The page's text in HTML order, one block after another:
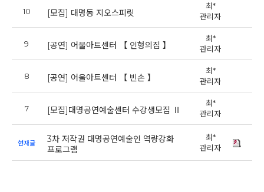
10 [모집] 대명동 지오스피릿
최*
관리자
9 [공연] 어울아트센터 【 인형의집 】
최*
관리자
8 [공연] 어울아트센터 【 빈손 】
최*
관리자
7 [모집]대명공연예술센터 수강생모집 Ⅱ
최*
관리자
현재글
3차 저작권 대명공연예술인 역량강화
프로그램
최*
관리자